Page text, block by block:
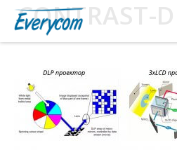
CONTRAST-